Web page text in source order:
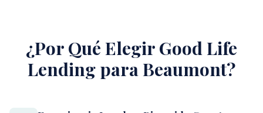
¿Por Qué Elegir Good Life
Lending para Beaumont?